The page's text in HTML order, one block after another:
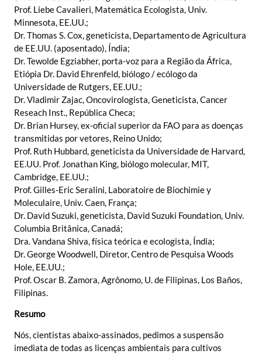
Prof. Liebe Cavalieri, Matemática Ecologista, Univ.
Minnesota, EE.UU.;
Dr. Thomas S. Cox, geneticista, Departamento de Agricultura
de EE.UU. (aposentado), Índia;
Dr. Tewolde Egziabher, porta-voz para a Região da África,
Etiópia Dr. David Ehrenfeld, biólogo / ecólogo da
Universidade de Rutgers, EE.UU.;
Dr. Vladimir Zajac, Oncovirologista, Geneticista, Cancer
Reseach Inst., República Checa;
Dr. Brian Hursey, ex-oficial superior da FAO para as doenças
transmitidas por vetores, Reino Unido;
Prof. Ruth Hubbard, geneticista da Universidade de Harvard,
EE.UU. Prof. Jonathan King, biólogo molecular, MIT,
Cambridge, EE.UU.;
Prof. Gilles-Eric Seralini, Laboratoire de Biochimie y
Moleculaire, Univ. Caen, França;
Dr. David Suzuki, geneticista, David Suzuki Foundation, Univ.
Columbia Britânica, Canadá;
Dra. Vandana Shiva, física teórica e ecologista, Índia;
Dr. George Woodwell, Diretor, Centro de Pesquisa Woods
Hole, EE.UU.;
Prof. Oscar B. Zamora, Agrônomo, U. de Filipinas, Los Baños,
Filipinas.
Resumo
Nós, cientistas abaixo-assinados, pedimos a suspensão
imediata de todas as licenças ambientais para cultivos